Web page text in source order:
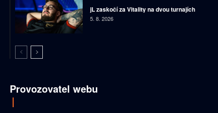
jL zaskočí za Vitality na dvou turnajích
5. 8. 2026
Provozovatel webu